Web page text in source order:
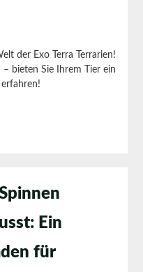
der Exo Terra Terrarien!
bieten Sie Ihrem Tier ein
Ein
für